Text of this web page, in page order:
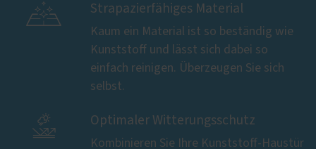
 Strapazierfähiges Material
Kaum ein Material ist so beständig wie
Kunststoff und lässt sich dabei so
einfach reinigen. Überzeugen Sie sich
selbst.
 Optimaler Witterungsschutz
Kombinieren Sie Ihre Kunststoff-Haustür